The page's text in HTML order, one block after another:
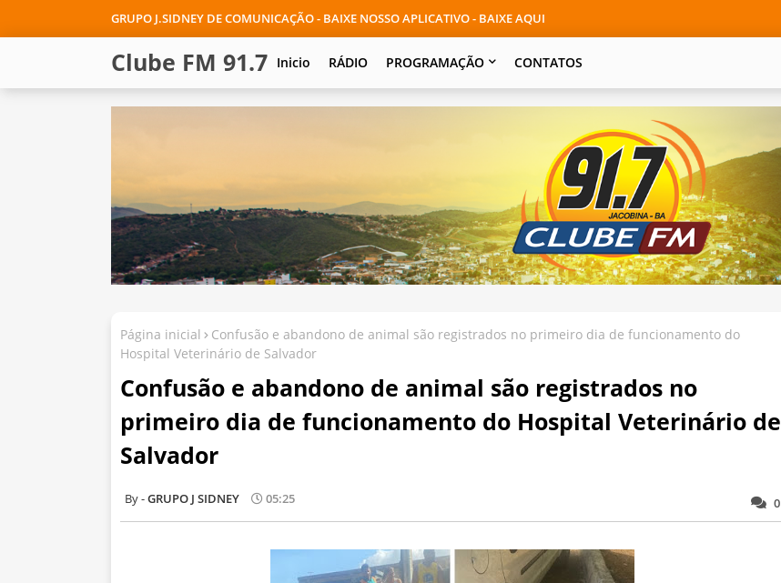
GRUPO J.SIDNEY DE COMUNICAÇÃO - BAIXE NOSSO APLICATIVO - BAIXE AQUI
Clube FM 91.7 Inicio RÁDIO PROGRAMAÇÃO CONTATOS
Página inicial
Confusão e abandono de animal são registrados no primeiro dia de funcionamento do
Hospital Veterinário de Salvador
Confusão e abandono de animal são registrados no
primeiro dia de funcionamento do Hospital Veterinário de
Salvador
0
GRUPO J SIDNEY 05:25